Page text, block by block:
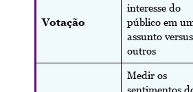
Votação
interesse do
público em
assunto versus
outros
Medir os
sentimentos